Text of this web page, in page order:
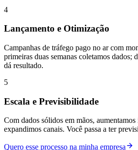
4
Lançamento e Otimização
Campanhas de tráfego pago no ar com
primeiras duas semanas coletamos dados;
dá resultado.
5
Escala e Previsibilidade
Com dados sólidos em mãos,
expandimos canais. Você passa a ter
Quero esse processo na minha empresa